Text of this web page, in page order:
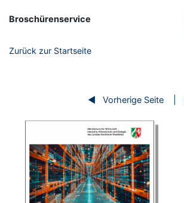
Broschürenservice
Zurück zur Startseite
Vorherige Seite